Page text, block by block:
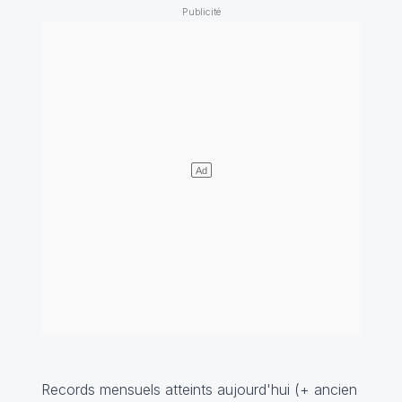
Records mensuels atteints aujourd'hui (+ ancien